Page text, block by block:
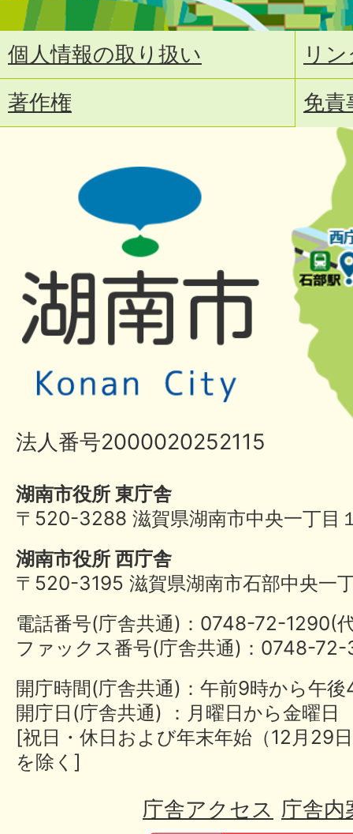
個人情報の取り扱い
リ
著作権
免責
法人番号2000020252115
湖南市役所 東庁舎
〒520-3288 滋賀県湖南市中央一丁目
湖南市役所 西庁舎
〒520-3195 滋賀県湖南市石部中央一
電話番号(庁舎共通)：0748-72-
ファックス番号(庁舎共通)：0748-
開庁時間(庁舎共通)：午前9時から午
開庁日(庁舎共通) ：月曜日から金曜日
[祝日・休日および年末年始（12月29
を除く]
庁舎アクセス 庁舎内